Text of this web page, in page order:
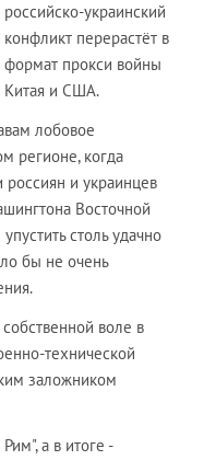
российско-украинский
конфликт перерастёт в
формат прокси войны
Китая и США.
лобовое
регионе, когда
и украинцев
Восточной
столь удачно
бы не очень
воле в
технической
заложником
а в итоге -